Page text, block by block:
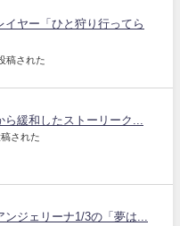
イヤー「ひと狩り行ってら
稿された
ら緩和したストーリーク...
された
ンジェリーナ1/3の「夢は...